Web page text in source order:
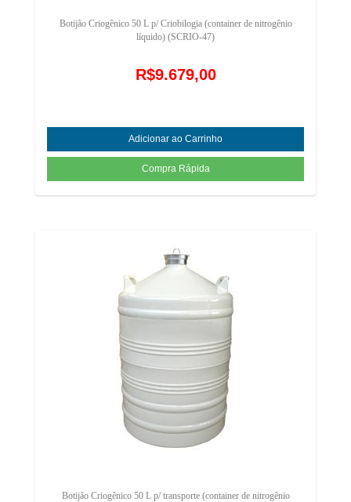
Botijão Criogênico 50 L p/ Criobilogia (container de nitrogênio
líquido) (SCRIO-47)
R$9.679,00
Botijão Criogênico 50 L p/ transporte (container de nitrogênio